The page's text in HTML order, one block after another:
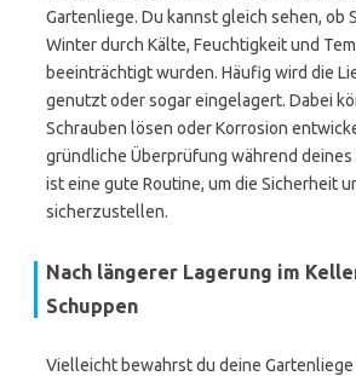
Gartenliege. Du kannst gleich sehen, ob
Winter durch Kälte, Feuchtigkeit und
beeinträchtigt wurden. Häufig wird die
genutzt oder sogar eingelagert. Dabei
Schrauben lösen oder Korrosion
gründliche Überprüfung während deines
ist eine gute Routine, um die Sicherheit
sicherzustellen.
Nach längerer Lagerung im
Schuppen
Vielleicht bewahrst du deine Gartenliege